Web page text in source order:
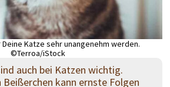
Katze sehr unangenehm werden.
©Terroa/iStock
auch bei Katzen wichtig.
Beißerchen kann ernste Folgen